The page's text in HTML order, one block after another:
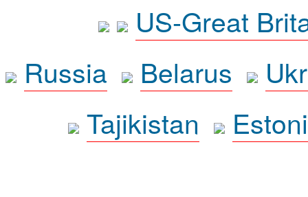
US-Great
Russia
Belarus
Tajikistan